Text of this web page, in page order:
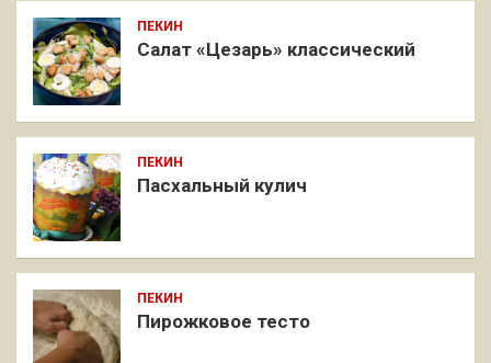
ПЕКИН
Салат «Цезарь» классический
ПЕКИН
Пасхальный кулич
ПЕКИН
Пирожковое тесто